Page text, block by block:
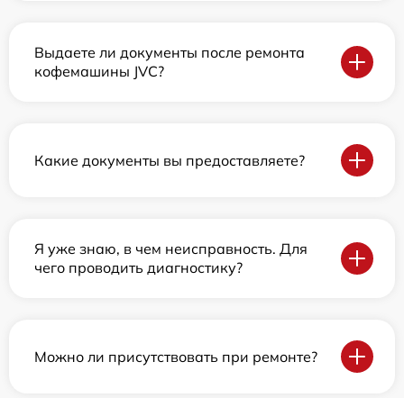
Выдаете ли документы после ремонта
кофемашины JVC?
Какие документы вы предоставляете?
Я уже знаю, в чем неисправность. Для
чего проводить диагностику?
Можно ли присутствовать при ремонте?